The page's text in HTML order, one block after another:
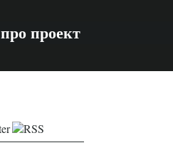
про проект